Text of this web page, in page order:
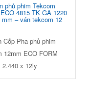
phủ phim Tekcom
4815 TK GA 1220
mm – ván tekcom 12
Cốp Pha phủ phim
12mm ECO FORM
2.440 x 12ly